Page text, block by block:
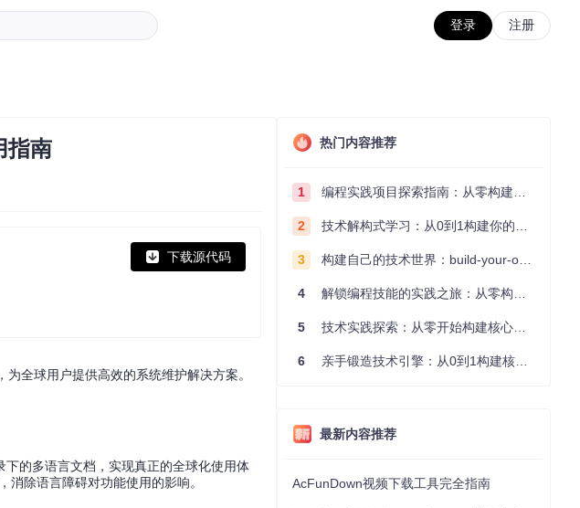
登录 注册
指南
下载源代码
全球用户提供高效的系统维护解决方案。
的多语言文档，实现真正的全球化使用体
除语言障碍对功能使用的影响。
热门内容推荐
1 编程实践项目探索指南：从零构建技术能力体系
2 技术解构式学习：从0到1构建你的编程知识体系
3 构建自己的技术世界：build-your-own-x项目的实践探索指南
4 解锁编程技能的实践之旅：从零构建你的技术世界
5 技术实践探索：从零开始构建核心系统的实践指南
6 亲手锻造技术引擎：从0到1构建核心系统的实践指南
最新内容推荐
AcFunDown视频下载工具完全指南